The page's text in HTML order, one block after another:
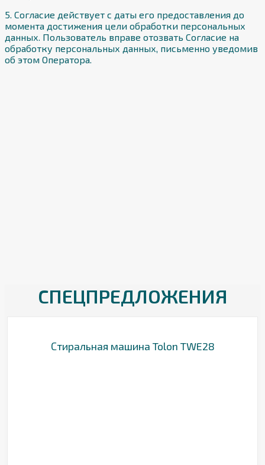
5. Согласие действует с даты его предоставления до
момента достижения цели обработки персональных
данных. Пользователь вправе отозвать Согласие на
обработку персональных данных, письменно уведомив
об этом Оператора.
СПЕЦПРЕДЛОЖЕНИЯ
Стиральная машина Tolon TWE28